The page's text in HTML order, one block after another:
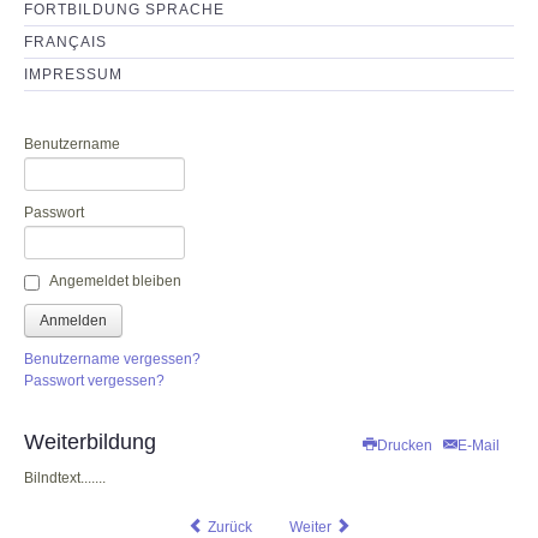
FORTBILDUNG SPRACHE
FRANÇAIS
IMPRESSUM
Benutzername
Passwort
Angemeldet bleiben
Anmelden
Benutzername vergessen?
Passwort vergessen?
Drucken E-Mail
Weiterbildung
Bilndtext.......
Zurück Weiter